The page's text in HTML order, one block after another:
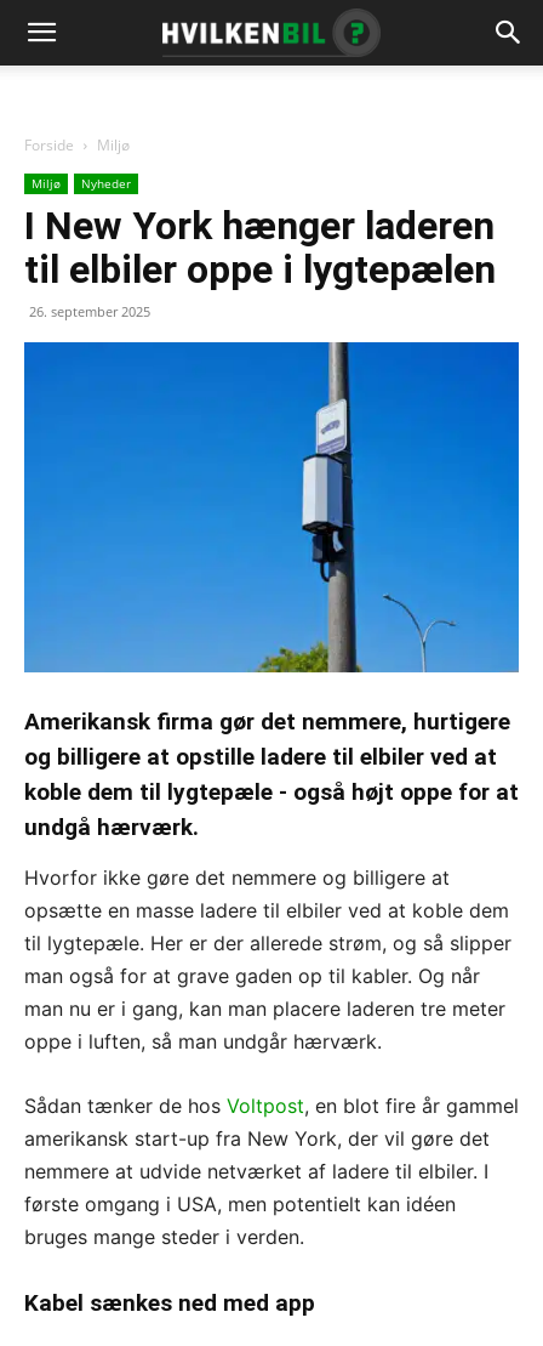
Forside Miljø
Miljø Nyheder
I New York hænger laderen
til elbiler oppe i lygtepælen
26. september 2025
Amerikansk firma gør det nemmere, hurtigere
og billigere at opstille ladere til elbiler ved at
koble dem til lygtepæle - også højt oppe for at
undgå hærværk.
Hvorfor ikke gøre det nemmere og billigere at
opsætte en masse ladere til elbiler ved at koble dem
til lygtepæle. Her er der allerede strøm, og så slipper
man også for at grave gaden op til kabler. Og når
man nu er i gang, kan man placere laderen tre meter
oppe i luften, så man undgår hærværk.
Sådan tænker de hos Voltpost, en blot fire år gammel
amerikansk start-up fra New York, der vil gøre det
nemmere at udvide netværket af ladere til elbiler. I
første omgang i USA, men potentielt kan idéen
bruges mange steder i verden.
Kabel sænkes ned med app